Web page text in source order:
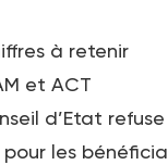
à retenir
et ACT
d’Etat
les